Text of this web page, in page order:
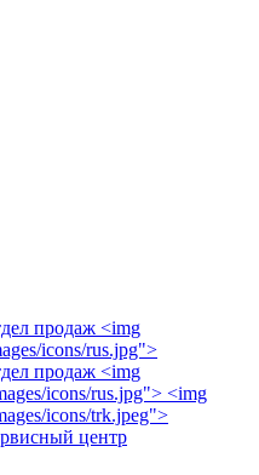
продаж <img
icons/rus.jpg">
продаж <img
icons/rus.jpg"> <img
icons/trk.jpeg">
центр